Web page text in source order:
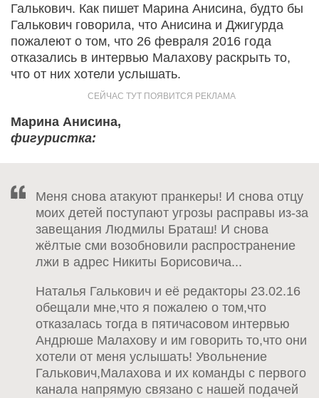
Галькович. Как пишет Марина Анисина, будто бы
Галькович говорила, что Анисина и Джигурда
пожалеют о том, что 26 февраля 2016 года
отказались в интервью Малахову раскрыть то,
что от них хотели услышать.
Марина Анисина,
фигуристка:
Меня снова атакуют пранкеры! И снова отцу
моих детей поступают угрозы расправы из-за
завещания Людмилы Браташ! И снова
жёлтые сми возобновили распространение
лжи в адрес Никиты Борисовича...
Наталья Галькович и её редакторы 23.02.16
обещали мне,что я пожалею о том,что
отказалась тогда в пятичасовом интервью
Андрюше Малахову и им говорить то,что они
хотели от меня услышать! Увольнение
Галькович,Малахова и их команды с первого
канала напрямую связано с нашей подачей